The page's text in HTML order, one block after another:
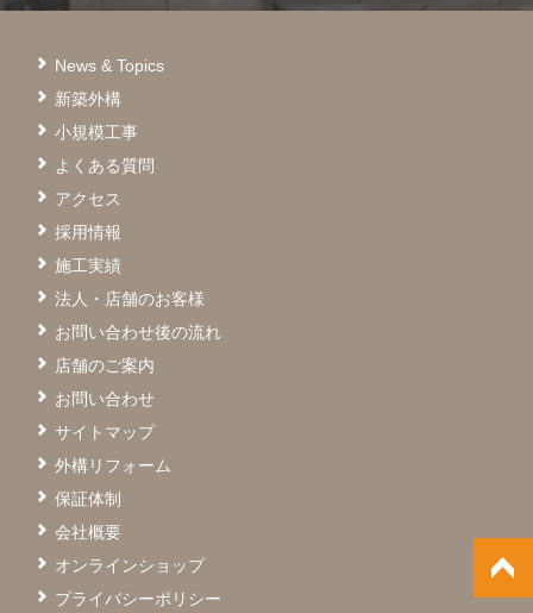
News & Topics
新築外構
小規模工事
よくある質問
アクセス
採用情報
施工実績
法人・店舗のお客様
お問い合わせ後の流れ
店舗のご案内
お問い合わせ
サイトマップ
外構リフォーム
保証体制
会社概要
オンラインショップ
プライバシーポリシー